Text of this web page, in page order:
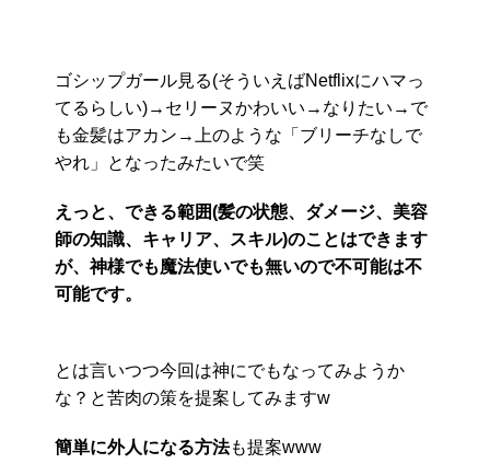
ゴシップガール見る(そういえばNetflixにハマっ
てるらしい)→セリーヌかわいい→なりたい→で
も金髪はアカン→上のような「ブリーチなしで
やれ」となったみたいで笑
えっと、できる範囲(髪の状態、ダメージ、美容
師の知識、キャリア、スキル)のことはできます
が、神様でも魔法使いでも無いので不可能は不
可能です。
とは言いつつ今回は神にでもなってみようか
な？と苦肉の策を提案してみますw
簡単に外人になる方法も提案www